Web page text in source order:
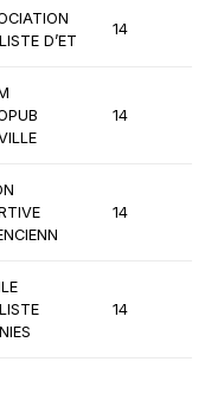
D’ET
14
14
14
14